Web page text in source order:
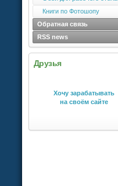
Книги по Фотошопу
Обратная связь
RSS news
Друзья
Хочу зарабатывать
на своём сайте